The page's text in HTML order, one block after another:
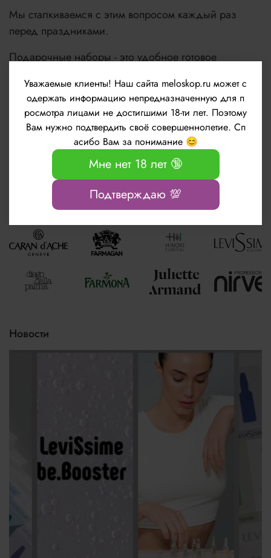
Мы сталкиваемся с этим вопросом каждый раз
перед праздниками.
Подарочные наборы - это удобное готовое
Будьте красивы, молоды и счастливы!
Узнать подробнее
Популярные бренды
Новости
Уважаемые клиенты! Наш сайта meloskop.ru может с
одержать информацию непредназначенную для п
росмотра лицами не достигшими 18-ти лет. Поэтому
Вам нужно подтвердить своё совершеннолетие. Сп
асибо Вам за понимание 😊
Мне нет 18 лет 🔞
Подтверждаю 💯